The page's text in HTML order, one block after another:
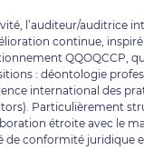
l’auditeur/auditrice
continue,
QQOQCCP,
: déontologie
international des
Particulièrement
étroite avec le
conformité juridique